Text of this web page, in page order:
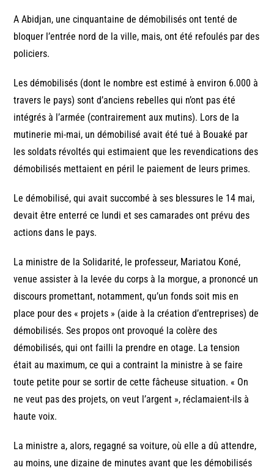
A Abidjan, une cinquantaine de démobilisés ont tenté de
bloquer l’entrée nord de la ville, mais, ont été refoulés par des
policiers.
Les démobilisés (dont le nombre est estimé à environ 6.000 à
travers le pays) sont d’anciens rebelles qui n’ont pas été
intégrés à l’armée (contrairement aux mutins). Lors de la
mutinerie mi-mai, un démobilisé avait été tué à Bouaké par
les soldats révoltés qui estimaient que les revendications des
démobilisés mettaient en péril le paiement de leurs primes.
Le démobilisé, qui avait succombé à ses blessures le 14 mai,
devait être enterré ce lundi et ses camarades ont prévu des
actions dans le pays.
La ministre de la Solidarité, le professeur, Mariatou Koné,
venue assister à la levée du corps à la morgue, a prononcé un
discours promettant, notamment, qu’un fonds soit mis en
place pour des « projets » (aide à la création d’entreprises) de
démobilisés. Ses propos ont provoqué la colère des
démobilisés, qui ont failli la prendre en otage. La tension
était au maximum, ce qui a contraint la ministre à se faire
toute petite pour se sortir de cette fâcheuse situation. « On
ne veut pas des projets, on veut l’argent », réclamaient-ils à
haute voix.
La ministre a, alors, regagné sa voiture, où elle a dû attendre,
au moins, une dizaine de minutes avant que les démobilisés